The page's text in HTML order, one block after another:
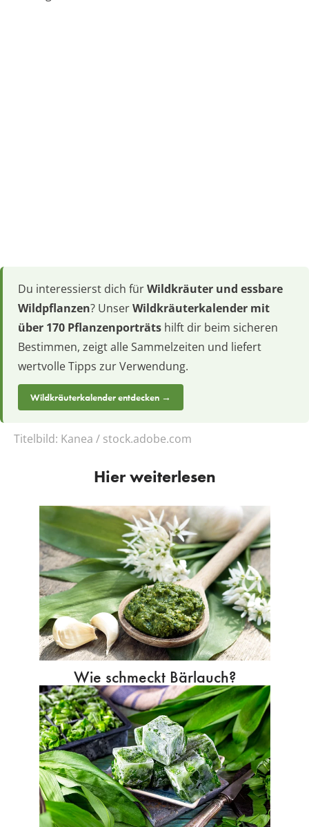
Du interessierst dich fürWildkräuter und essbare
Wildpflanzen? UnserWildkräuterkalender mit
über 170 Pflanzenporträts hilft dir beim sicheren
Bestimmen, zeigt alle Sammelzeiten und liefert
wertvolle Tipps zur Verwendung.
Wildkräuterkalender entdecken →
Titelbild: Kanea / stock.adobe.com
Hier weiterlesen
Wie schmeckt Bärlauch?